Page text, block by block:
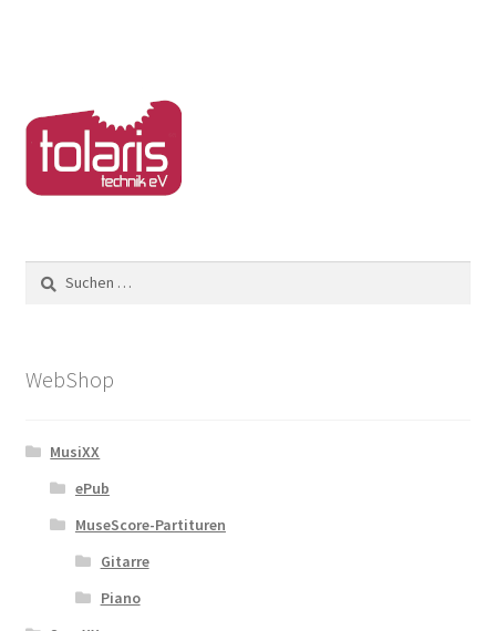
nach:
WebShop
MusiXX
ePub
MuseScore-Partituren
Gitarre
Piano